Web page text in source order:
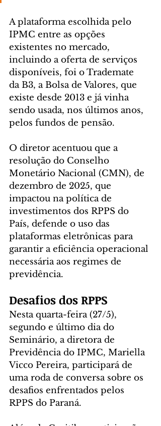
A plataforma escolhida pelo
IPMC entre as opções
existentes no mercado,
incluindo a oferta de serviços
disponíveis, foi o Trademate
da B3, a Bolsa de Valores, que
existe desde 2013 e já vinha
sendo usada, nos últimos anos,
pelos fundos de pensão.
O diretor acentuou que a
resolução do Conselho
Monetário Nacional (CMN), de
dezembro de 2025, que
impactou na política de
investimentos dos RPPS do
País, defende o uso das
plataformas eletrônicas para
garantir a eficiência operacional
necessária aos regimes de
previdência.
Desafios dos RPPS
Nesta quarta-feira (27/5),
segundo e último dia do
Seminário, a diretora de
Previdência do IPMC, Mariella
Vicco Pereira, participará de
uma roda de conversa sobre os
desafios enfrentados pelos
RPPS do Paraná.